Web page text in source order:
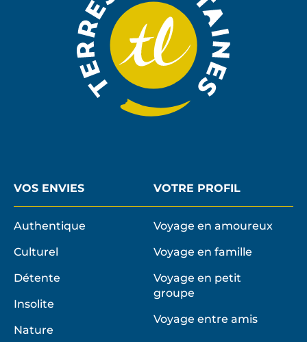
VOS ENVIES
Authentique
Culturel
Détente
Insolite
Nature
VOTRE PROFIL
Voyage en amoureux
Voyage en famille
Voyage en petit
groupe
Voyage entre amis